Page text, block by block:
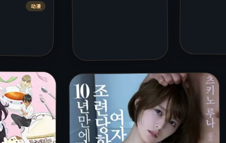
动漫